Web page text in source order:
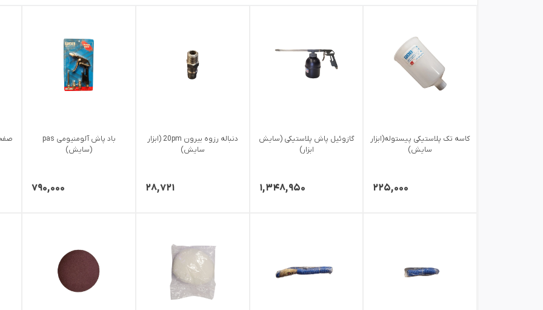
کاسه تک پلاستیکی پیستوله(ابزار
سایش)
۲۲۵,۰۰۰
گازوئیل پاش پلاستیکی (سایش
ابزار)
۱,۳۴۸,۹۵۰
دنباله رزوه بیرون 20pm (ابزار
سایش)
۲۸,۷۲۱
باد پاش آلومنیومی pas
(سایش)
۷۹۰,۰۰۰